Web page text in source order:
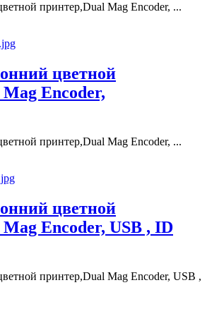
принтер,Dual Mag Encoder, ...
цветной
Encoder,
принтер,Dual Mag Encoder, ...
цветной
Encoder, USB , ID
принтер,Dual Mag Encoder, USB ,